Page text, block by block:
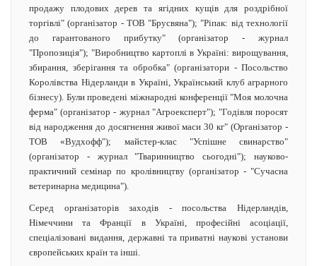
продажу плодових дерев та ягідних кущів для роздрібної
торгівлі" (організатор - ТОВ "Брусвяна"); "Ріпак: від технології
до гарантованого прибутку" (організатор - журнал
"Пропозиція"); "Виробництво картоплі в Україні: вирощування,
збирання, зберігання та обробка" (організатори - Посольство
Королівства Нідерланди в Україні, Український клуб аграрного
бізнесу). Були проведені міжнародні конференції "Моя молочна
ферма" (організатор - журнал "Агроексперт"); "Годівля поросят
від народження до досягнення живої маси 30 кг" (Організатор -
ТОВ «Вудхофф"); майстер-клас "Успішне свинарство"
(організатор - журнал "Тваринництво сьогодні"); науково-
практичний семінар по кролівництву (організатор - "Сучасна
ветеринарна медицина").
Серед організаторів заходів - посольства Нідерландів,
Німеччини та Франції в Україні, професійні асоціації,
спеціалізовані видання, державні та приватні наукові установи
європейських країн та інші.